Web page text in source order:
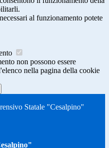
al funzionamento potete
non possono essere
nella pagina della cookie
Statale "Cesalpino"